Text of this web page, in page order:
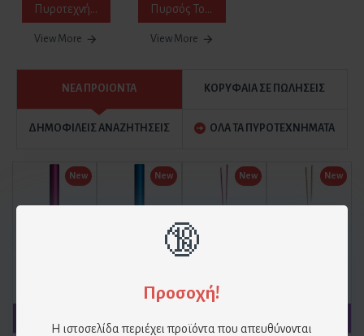
🔞
Προσοχή!
Η ιστοσελίδα περιέχει προϊόντα που απευθύνονται
Πυροτεχνήματα Γάμου
View More
Πυρσός Τούρτας - Sparklers
View More
ΝΕΑ ΠΡΟΙΟΝΤΑ ΚΟΡΥΦΑΙΑ ΣΕ ΠΩΛΗΣΕΙΣ
ΔΗΜΟΦΙΛΕΙΣ ΑΝΑΖΗΤΗΣΕΙΣ ΟΛΑ ΤΑ ΠΥΡΟΤΕΧΝΗΜΑΤΑ
New New
3.20€
New
1.90€
New